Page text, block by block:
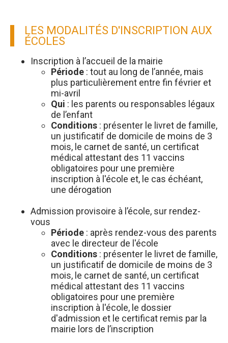
LES MODALITÉS D'INSCRIPTION AUX
ÉCOLES
Inscription à l’accueil de la mairie
Période : tout au long de l’année, mais
plus particulièrement entre fin février et
mi-avril
Qui : les parents ou responsables légaux
de l’enfant
Conditions : présenter le livret de famille,
un justificatif de domicile de moins de 3
mois, le carnet de santé, un certificat
médical attestant des 11 vaccins
obligatoires pour une première
inscription à l'école et, le cas échéant,
une dérogation
Admission provisoire à l’école, sur rendez-
vous
Période : après rendez-vous des parents
avec le directeur de l'école
Conditions : présenter le livret de famille,
un justificatif de domicile de moins de 3
mois, le carnet de santé, un certificat
médical attestant des 11 vaccins
obligatoires pour une première
inscription à l'école, le dossier
d'admission et le certificat remis par la
mairie lors de l’inscription